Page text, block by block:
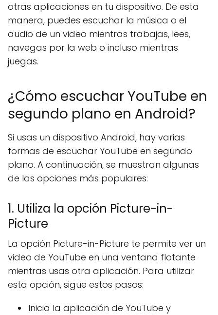
otras aplicaciones en tu dispositivo. De esta
manera, puedes escuchar la música o el
audio de un video mientras trabajas, lees,
navegas por la web o incluso mientras
juegas.
¿Cómo escuchar YouTube en
segundo plano en Android?
Si usas un dispositivo Android, hay varias
formas de escuchar YouTube en segundo
plano. A continuación, se muestran algunas
de las opciones más populares:
1. Utiliza la opción Picture-in-
Picture
La opción Picture-in-Picture te permite ver un
video de YouTube en una ventana flotante
mientras usas otra aplicación. Para utilizar
esta opción, sigue estos pasos:
Inicia la aplicación de YouTube y